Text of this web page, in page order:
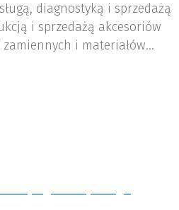
diagnostyką i sprzedażą
i sprzedażą akcesoriów
i materiałów